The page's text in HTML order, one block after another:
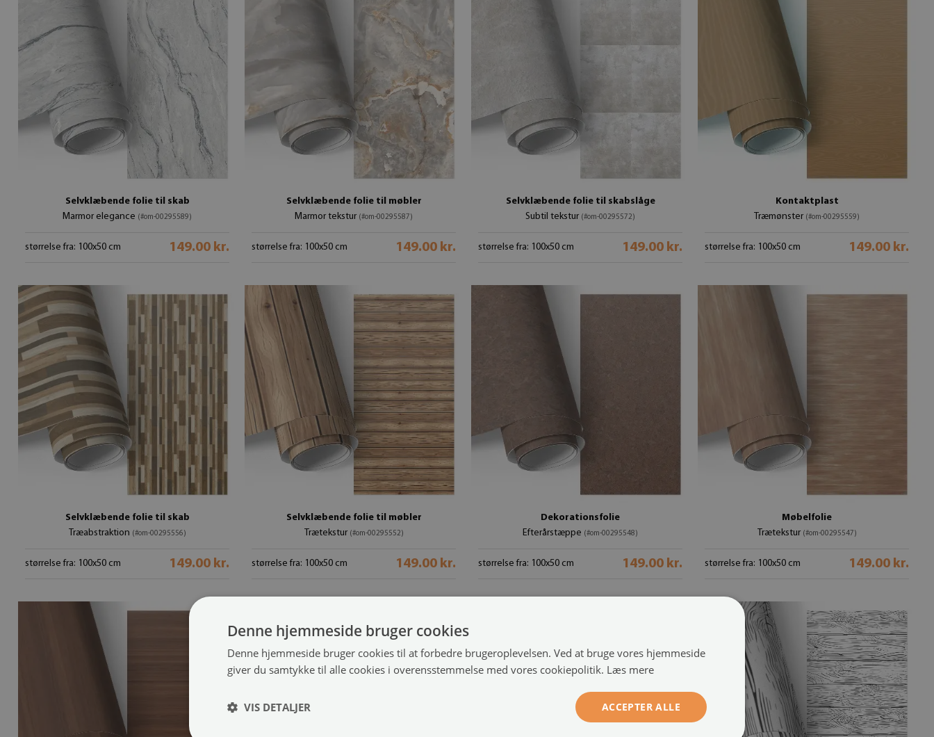
Selvklæbende folie til skab
Marmor elegance (#om-00295589)
størrelse fra: 100x50 cm 149.00 kr.
Selvklæbende folie til møbler
Marmor tekstur (#om-00295587)
størrelse fra: 100x50 cm 149.00 kr.
Selvklæbende folie til skabslåge
Subtil tekstur (#om-00295572)
størrelse fra: 100x50 cm 149.00 kr.
Kontaktplast
Træmønster (#om-00295559)
størrelse fra: 100x50 cm 149.00 kr.
Selvklæbende folie til skab
Træabstraktion (#om-00295556)
størrelse fra: 100x50 cm 149.00 kr.
Selvklæbende folie til møbler
Trætekstur (#om-00295552)
størrelse fra: 100x50 cm 149.00 kr.
Dekorationsfolie
Efterårstæppe (#om-00295548)
størrelse fra: 100x50 cm 149.00 kr.
Møbelfolie
Trætekstur (#om-00295547)
størrelse fra: 100x50 cm 149.00 kr.
Denne hjemmeside bruger cookies
Denne hjemmeside bruger cookies til at forbedre brugeroplevelsen. Ved at bruge vores hjemmeside
giver du samtykke til alle cookies i overensstemmelse med vores cookiepolitik. Læs mere
ACCEPTER ALLE
VIS DETALJER